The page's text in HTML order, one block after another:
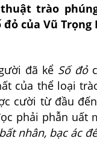
trào
đỏ của Vũ Trọng
đã kể Số đỏ
của thể loại
cười từ đầu
phải phẫn uất
nhân, bạc ác